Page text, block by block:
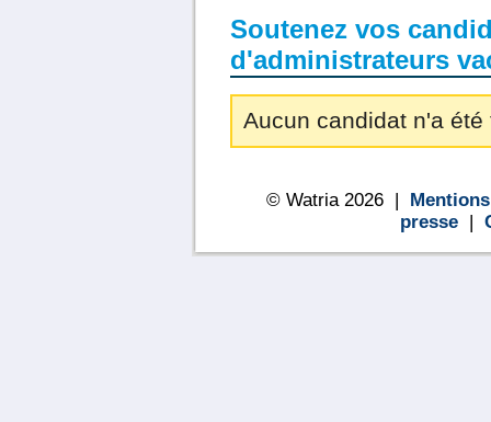
Soutenez vos
d'administrateurs
Aucun candidat n'a été
© Watria 2026 |
presse |